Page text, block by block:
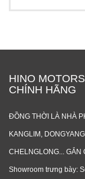
HINO
CHÍNH HÃNG
ĐỒNG THỜI LÀ NHÀ
KANGLIM,
CHELNGLONG... GẮN
Showroom trưng bày: